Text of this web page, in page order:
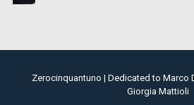
Zerocinquantuno | Dedicated to Marco
Giorgia Mattioli